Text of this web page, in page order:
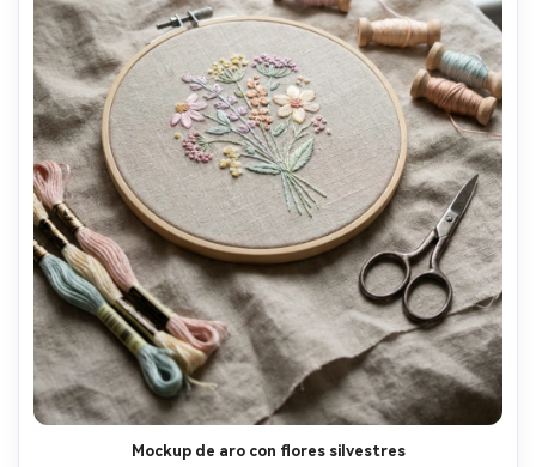
Mockup de aro con flores silvestres